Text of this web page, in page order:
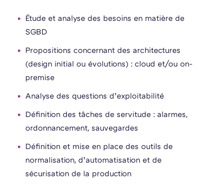
Étude et analyse des besoins en matière de
SGBD
Propositions concernant des architectures
(design initial ou évolutions) : cloud et/ou on-
premise
Analyse des questions d’exploitabilité
Définition des tâches de servitude : alarmes,
ordonnancement, sauvegardes
Définition et mise en place des outils de
normalisation, d’automatisation et de
sécurisation de la production